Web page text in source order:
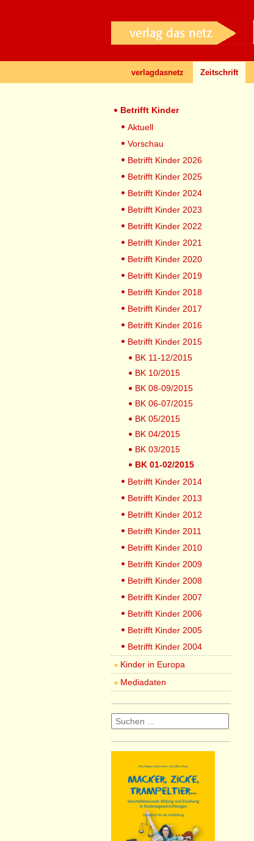
verlagdasnetz Zeitschrift
Betrifft Kinder
Aktuell
Vorschau
Betrifft Kinder 2026
Betrifft Kinder 2025
Betrifft Kinder 2024
Betrifft Kinder 2023
Betrifft Kinder 2022
Betrifft Kinder 2021
Betrifft Kinder 2020
Betrifft Kinder 2019
Betrifft Kinder 2018
Betrifft Kinder 2017
Betrifft Kinder 2016
Betrifft Kinder 2015
BK 11-12/2015
BK 10/2015
BK 08-09/2015
BK 06-07/2015
BK 05/2015
BK 04/2015
BK 03/2015
BK 01-02/2015
Betrifft Kinder 2014
Betrifft Kinder 2013
Betrifft Kinder 2012
Betrifft Kinder 2011
Betrifft Kinder 2010
Betrifft Kinder 2009
Betrifft Kinder 2008
Betrifft Kinder 2007
Betrifft Kinder 2006
Betrifft Kinder 2005
Betrifft Kinder 2004
Kinder in Europa
Mediadaten